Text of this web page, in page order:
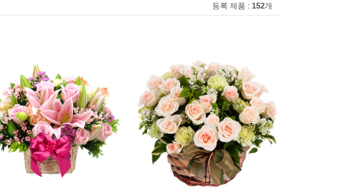
등록 제품 : 152개